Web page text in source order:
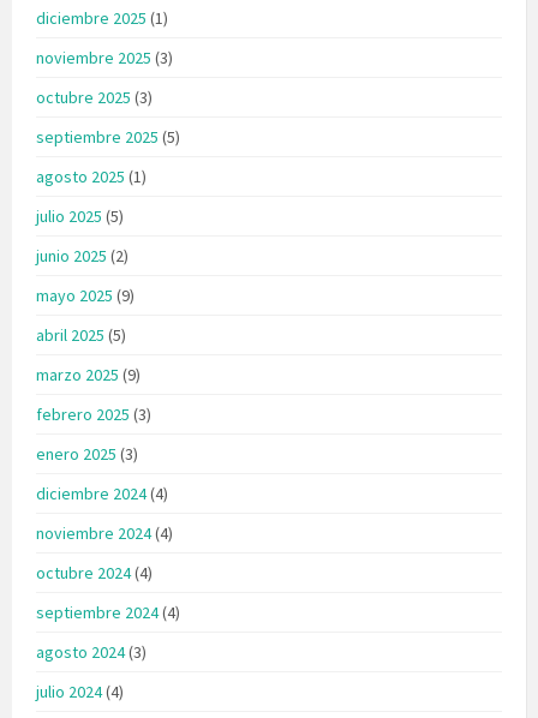
diciembre 2025 (1)
noviembre 2025 (3)
octubre 2025 (3)
septiembre 2025 (5)
agosto 2025 (1)
julio 2025 (5)
junio 2025 (2)
mayo 2025 (9)
abril 2025 (5)
marzo 2025 (9)
febrero 2025 (3)
enero 2025 (3)
diciembre 2024(4)
noviembre 2024(4)
octubre 2024(4)
septiembre 2024(4)
agosto 2024(3)
julio 2024(4)